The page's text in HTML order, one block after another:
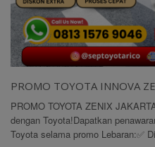
PROMO TOYOTA INNOVA
PROMO TOYOTA ZENIX
dengan Toyota!Dapatkan
Toyota selama promo Lebaran:✅